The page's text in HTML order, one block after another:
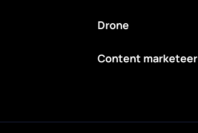
Drone
Content marketeer